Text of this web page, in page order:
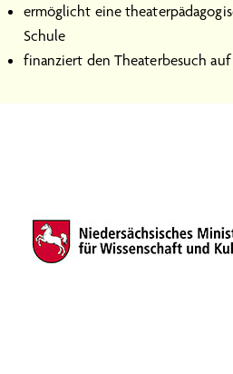
ermöglicht eine
Schule
finanziert den Theaterbesuch auf